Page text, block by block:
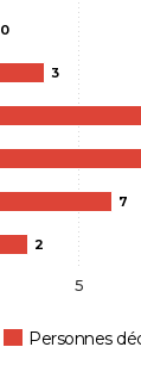
0
3
7
2
Personnes
5